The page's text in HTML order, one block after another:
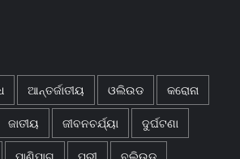
ଆନ୍ତର୍ଜାତୀୟ ଓଲିଉଡ କରୋନା
ଜାତୀୟ ଜୀବନଚର୍ଯ୍ୟା ଦୁର୍ଘଟଣା
ପାଣିପାଗ ପୁରୀ ବଲିଉଡ